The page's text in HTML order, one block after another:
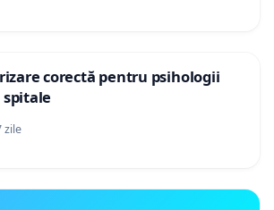
corectă pentru psihologii
spitale
zile